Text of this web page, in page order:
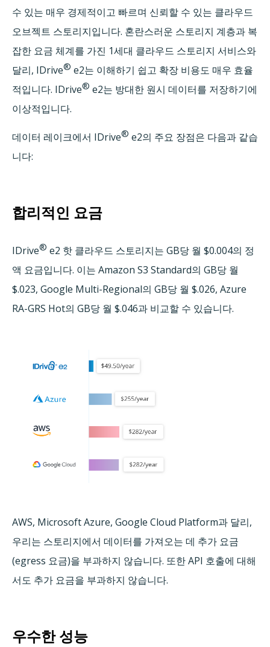
수 있는 매우 경제적이고 빠르며 신뢰할 수 있는 클라우드
오브젝트 스토리지입니다. 혼란스러운 스토리지 계층과 복
잡한 요금 체계를 가진 1세대 클라우드 스토리지 서비스와
달리, IDrive® e2는 이해하기 쉽고 확장 비용도 매우 효율
적입니다. IDrive® e2는 방대한 원시 데이터를 저장하기에
이상적입니다.
데이터 레이크에서 IDrive® e2의 주요 장점은 다음과 같습
니다:
합리적인 요금
IDrive® e2 핫 클라우드 스토리지는 GB당 월 $0.004의 정
액 요금입니다. 이는 Amazon S3 Standard의 GB당 월
$.023, Google Multi-Regional의 GB당 월 $.026, Azure
RA-GRS Hot의 GB당 월 $.046과 비교할 수 있습니다.
AWS, Microsoft Azure, Google Cloud Platform과 달리,
우리는 스토리지에서 데이터를 가져오는 데 추가 요금
(egress 요금)을 부과하지 않습니다. 또한 API 호출에 대해
서도 추가 요금을 부과하지 않습니다.
우수한 성능